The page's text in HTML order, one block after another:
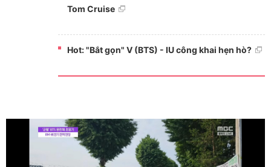
Tom Cruise
Hot: "Bắt gọn" V (BTS) - IU công khai hẹn hò?